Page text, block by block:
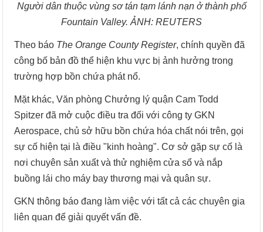
Người dân thuộc vùng sơ tán tạm lánh nạn ở thành phố
Fountain Valley. ẢNH: REUTERS
Theo báo The Orange County Register, chính quyền đã
công bố bản đồ thể hiện khu vực bị ảnh hưởng trong
trường hợp bồn chứa phát nổ.
Mặt khác, Văn phòng Chưởng lý quận Cam Todd
Spitzer đã mở cuộc điều tra đối với công ty GKN
Aerospace, chủ sở hữu bồn chứa hóa chất nói trên, gọi
sự cố hiện tại là điều "kinh hoàng". Cơ sở gặp sự cố là
nơi chuyên sản xuất và thử nghiệm cửa sổ và nắp
buồng lái cho máy bay thương mại và quân sự.
GKN thông báo đang làm việc với tất cả các chuyên gia
liên quan để giải quyết vấn đề.